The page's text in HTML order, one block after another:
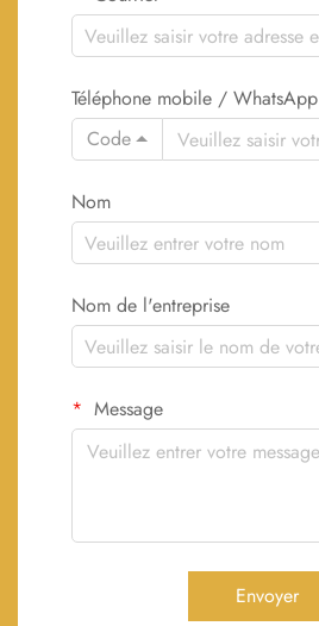
Téléphone mobile / WhatsApp
Code
Nom
Nom de l'entreprise
Message
Envoyer